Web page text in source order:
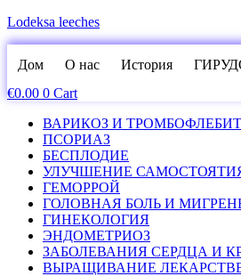
Lodeksa leeches
Дом О нас История
€0.00 0 Cart
ВАРИКОЗ И ТРОМБОФЛЕБИТ
ПСОРИАЗ
БЕСПЛОДИЕ
УЛУЧШЕНИЕ
ГЕМОРРОЙ
ГОЛОВНАЯ БОЛЬ И
ГИНЕКОЛОГИЯ
ЭНДОМЕТРИОЗ
ЗАБОЛЕВАНИЯ СЕРДЦА И
ВЫРАЩИВАНИЕ